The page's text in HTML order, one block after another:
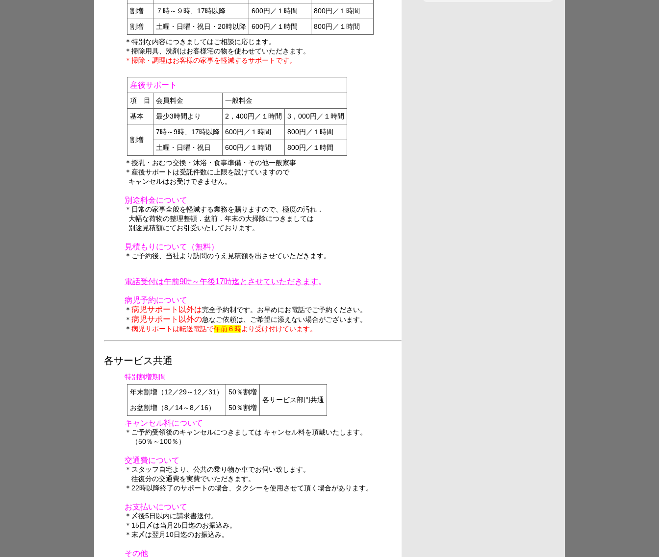
割増
７時～９時、17時以降 600円／１時間
800円／１時間
割増
土曜・日曜・祝日・20時以降 600円／１時間
800円／１時間
＊特別な内容につきましてはご相談に応じます。
＊掃除用具、洗剤はお客様宅の物を使わせていただきます。
＊掃除・調理はお客様の家事を軽減するサポートです。
産後サポート
項 目 会員料金
一般料金
基本
最少3時間より 2，400円／１時間 3，000円／１時間
割増
7時～9時、17時以降 600円／１時間
800円／１時間
土曜・日曜・祝日
600円／１時間
800円／１時間
＊授乳・おむつ交換・沐浴・食事準備・その他一般家事
＊産後サポートは受託件数に上限を設けていますので
キャンセルはお受けできません。
別途料金について
＊日常の家事全般を軽減する業務を賜りますので、極度の汚れ．
大幅な荷物の整理整頓．盆前．年末の大掃除につきましては
別途見積額にてお引受いたしております。
見積もりについて（無料）
＊ご予約後、当社より訪問のうえ見積額を出させていただきます。
電話受付は午前9時～午後17時迄とさせていただきます。
病児予約について
＊ 病児サポート以外は完全予約制です。お早めにお電話でご予約ください。
＊ 病児サポート以外の急なご依頼は、ご希望に添えない場合がございます。
＊ 病児サポートは転送電話で午前６時より受け付けています。
各サービス共通
特別割増期間
年末割増（12／29～12／31）
50％割増
各サービス部門共通
お盆割増（8／14～8／16）
50％割増
キャンセル料について
＊ご予約受領後のキャンセルにつきましては キャンセル料を頂戴いたします。
（50％～100％）
交通費について
＊スタッフ自宅より、公共の乗り物か車でお伺い致します。
往復分の交通費を実費でいただきます。
＊22時以降終了のサポートの場合、タクシーを使用させて頂く場合があります。
お支払いについて
＊〆後5日以内に請求書送付。
＊15日〆は当月25日迄のお振込み。
＊末〆は翌月10日迄のお振込み。
その他